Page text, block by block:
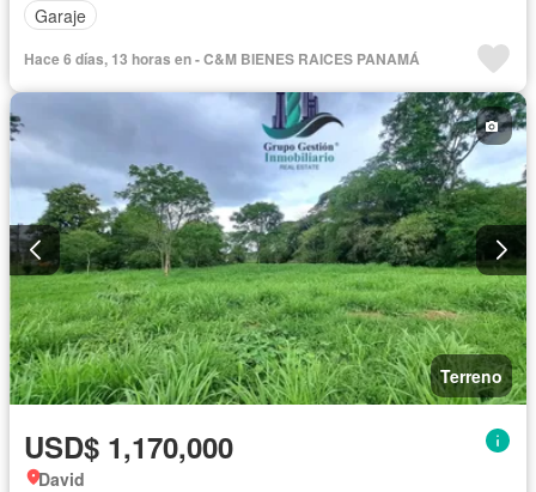
Garaje
Hace 6 días, 13 horas en - C&M BIENES RAICES PANAMÁ
Terreno
USD$ 1,170,000
David